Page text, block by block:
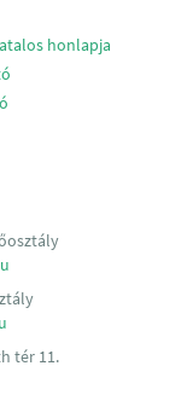
honlapja
tér 11.